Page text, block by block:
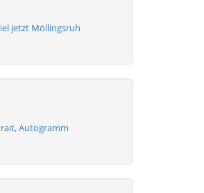
jetzt Möllingsruh
Autogramm